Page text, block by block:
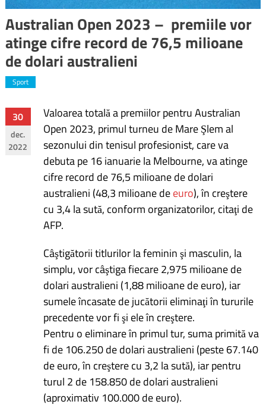
Australian Open 2023 – premiile vor
atinge cifre record de 76,5 milioane
de dolari australieni
Sport
30
dec.
2022
Valoarea totală a premiilor pentru Australian
Open 2023, primul turneu de Mare Şlem al
sezonului din tenisul profesionist, care va
debuta pe 16 ianuarie la Melbourne, va atinge
cifre record de 76,5 milioane de dolari
australieni (48,3 milioane deeuro), în creştere
cu 3,4 la sută, conform organizatorilor, citaţi de
AFP.
Câştigătorii titlurilor la feminin şi masculin, la
simplu, vor câştiga fiecare 2,975 milioane de
dolari australieni (1,88 milioane de euro), iar
sumele încasate de jucătorii eliminaţi în tururile
precedente vor fi şi ele în creştere.
Pentru o eliminare în primul tur, suma primită va
fi de 106.250 de dolari australieni (peste 67.140
de euro, în creştere cu 3,2 la sută), iar pentru
turul 2 de 158.850 de dolari australieni
(aproximativ 100.000 de euro).
Navigare
în
articole